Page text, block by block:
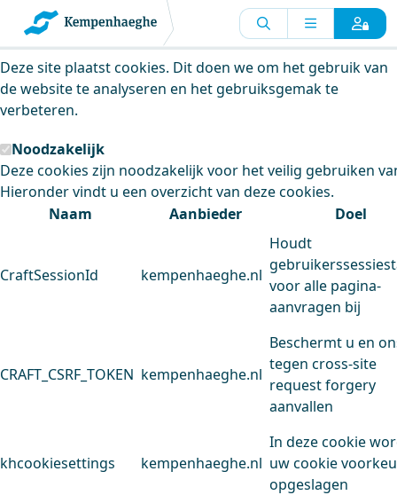
Kempenhaeghe maakt gebruik van
cookies
Deze site plaatst cookies. Dit doen we om het gebruik van
de website te analyseren en het gebruiksgemak te
verbeteren.
Noodzakelijk
Deze cookies zijn noodzakelijk voor het veilig gebruiken
Hieronder vindt u een overzicht van deze cookies.
Naam
Aanbieder Doel
CraftSessionId kempenhaeghe.nl
Houdt
voor alle pagina-
aanvragen bij
CRAFT_CSRF_TOKEN kempenhaeghe.nl
Beschermt u en
tegen cross-site
request forgery
aanvallen
khcookiesettings kempenhaeghe.nl
In deze cookie
uw cookie
opgeslagen